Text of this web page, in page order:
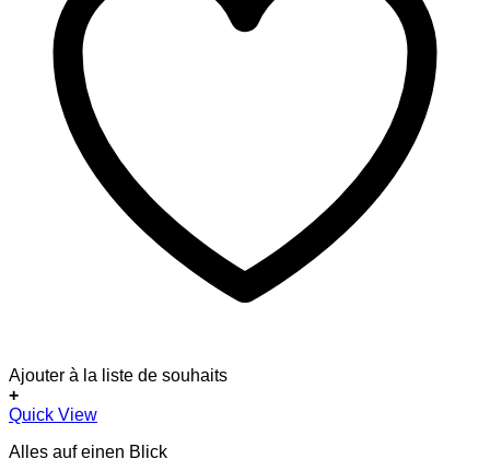
Ajouter à la liste de souhaits
+
Dieses
weist
Quick View
Alles auf einen Blick